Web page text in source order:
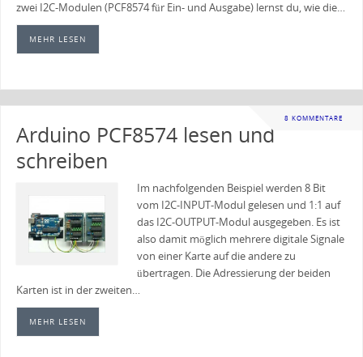
zwei I2C‑Modulen (PCF8574 für Ein‑ und Ausgabe) lernst du, wie die…
MEHR LESEN
8 KOMMENTARE
Arduino PCF8574 lesen und
schreiben
Im nachfolgenden Beispiel werden 8 Bit
vom I2C-INPUT-Modul gelesen und 1:1 auf
das I2C-OUTPUT-Modul ausgegeben. Es ist
also damit möglich mehrere digitale Signale
von einer Karte auf die andere zu
übertragen. Die Adressierung der beiden
Karten ist in der zweiten…
MEHR LESEN